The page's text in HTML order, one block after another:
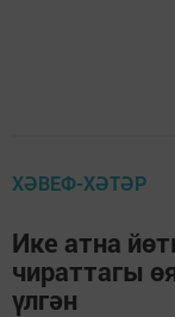
ХӘВЕФ-ХӘТӘР
Ике атна
чираттагы
үлгән